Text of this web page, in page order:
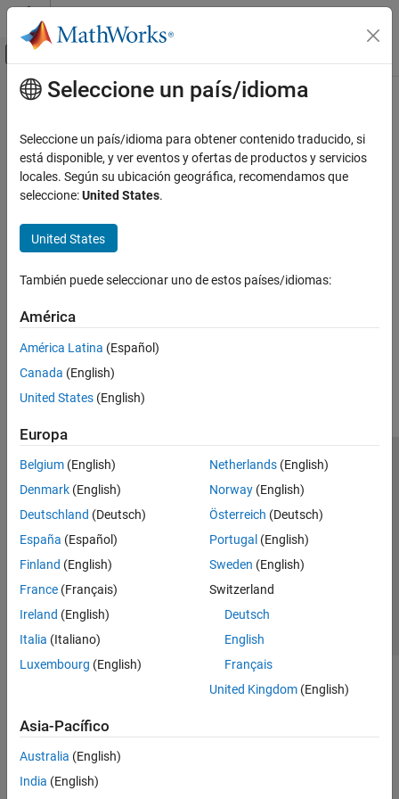
Saltar al contenido
Mostrar/ocultar menú de navegación
Inicio de Documentación
Contenido principal
How useful was this information?
Seleccione un país/idioma
Seleccione un país/idioma para obtener contenido traducido, si
está disponible, y ver eventos y ofertas de productos y servicios
locales. Según su ubicación geográfica, recomendamos que
seleccione:United States.
United States
También puede seleccionar uno de estos países/idiomas:
América
América Latina (Español)
Canada (English)
United States (English)
Europa
Belgium (English)
Denmark (English)
Deutschland (Deutsch)
España (Español)
Finland (English)
France (Français)
Ireland (English)
Italia (Italiano)
Luxembourg (English)
Netherlands(English)
Norway(English)
Österreich (Deutsch)
Portugal (English)
Sweden (English)
Switzerland
Deutsch
English
Français
United Kingdom(English)
Asia-Pacífico
Australia (English)
India (English)
Centro de confianza
Marcas comerciales
Política de privacidad
Antipiratería
Estado de las aplicaciones
Información de contacto
© 1994-2026 The MathWorks, Inc.